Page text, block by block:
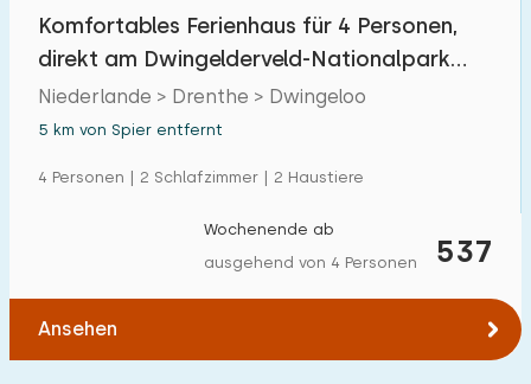
Zugänglichkeit
Komfortables Ferienhaus für 4 Personen,
direkt am Dwingelderveld-Nationalpark
gelegen.
Niederlande > Drenthe > Dwingeloo
5 km von Spier entfernt
4 Personen | 2 Schlafzimmer | 2 Haustiere
537
Wochenende ab
ausgehend von 4 Personen
Ansehen